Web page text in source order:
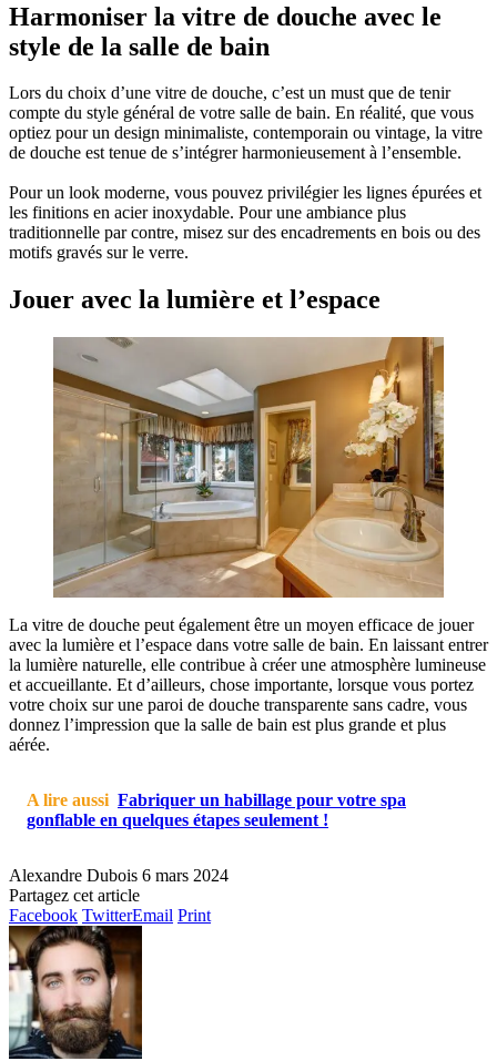
Harmoniser la vitre de douche avec le
style de la salle de bain
Lors du choix d’une vitre de douche, c’est un must que de tenir
compte du style général de votre salle de bain. En réalité, que vous
optiez pour un design minimaliste, contemporain ou vintage, la vitre
de douche est tenue de s’intégrer harmonieusement à l’ensemble.
Pour un look moderne, vous pouvez privilégier les lignes épurées et
les finitions en acier inoxydable. Pour une ambiance plus
traditionnelle par contre, misez sur des encadrements en bois ou des
motifs gravés sur le verre.
Jouer avec la lumière et l’espace
La vitre de douche peut également être un moyen efficace de jouer
avec la lumière et l’espace dans votre salle de bain. En laissant entrer
la lumière naturelle, elle contribue à créer une atmosphère lumineuse
et accueillante. Et d’ailleurs, chose importante, lorsque vous portez
votre choix sur une paroi de douche transparente sans cadre, vous
donnez l’impression que la salle de bain est plus grande et plus
aérée.
A lire aussi Fabriquer un habillage pour votre spa
gonflable en quelques étapes seulement !
Alexandre Dubois 6 mars 2024
Partagez cet article
Facebook TwitterEmail Print